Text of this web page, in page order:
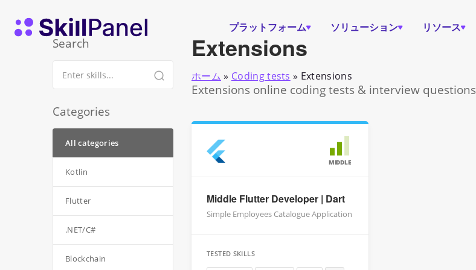
コンテンツへスキップ
スキルパネル ホームページ
プラットフォーム ソリューション リソース
Extensions
ホーム » Coding tests » Extensions
Extensions online coding tests & interview questions
MIDDLE
Middle Flutter Developer | Dart
Simple Employees Catalogue Application
TESTED SKILLS
Search
Categories
All categories
Kotlin
Flutter
.NET/C#
Blockchain